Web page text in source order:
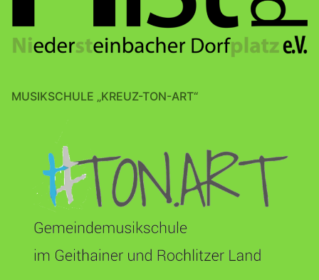
MUSIKSCHULE „KREUZ-TON-ART“